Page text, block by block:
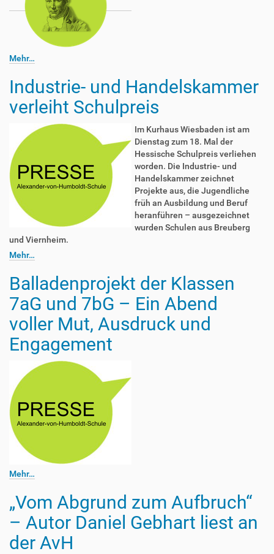
Mehr…
Industrie- und Handelskammer
verleiht Schulpreis
Im Kurhaus Wiesbaden ist am
Dienstag zum 18. Mal der
Hessische Schulpreis verliehen
worden. Die Industrie- und
Handelskammer zeichnet
Projekte aus, die Jugendliche
früh an Ausbildung und Beruf
heranführen – ausgezeichnet
wurden Schulen aus Breuberg
und Viernheim.
Mehr…
Balladenprojekt der Klassen
7aG und 7bG – Ein Abend
voller Mut, Ausdruck und
Engagement
Mehr…
„Vom Abgrund zum Aufbruch“
– Autor Daniel Gebhart liest an
der AvH